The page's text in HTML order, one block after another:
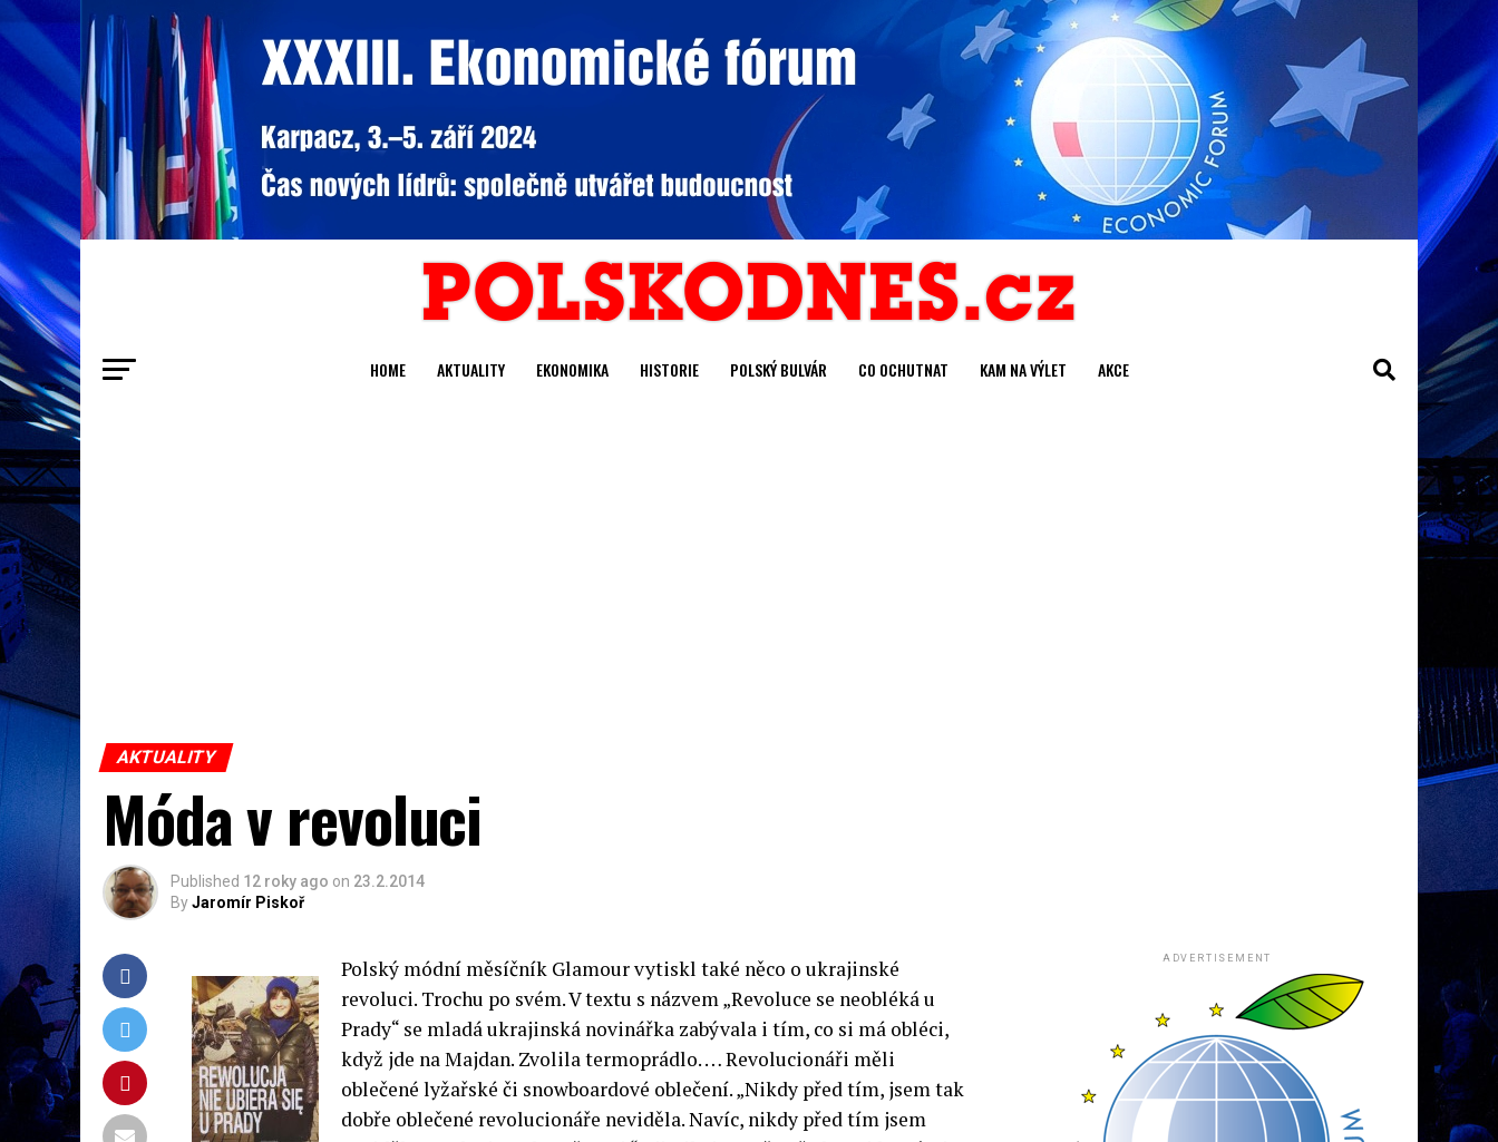
HOME AKTUALITY EKONOMIKA HISTORIE POLSKÝ BULVÁR CO OCHUTNAT KAM NA VÝLET AKCE
AKTUALITY
Móda v revoluci
Published 12 roky ago on 23.2.2014
ByJaromír Piskoř
Polský módní měsíčník Glamour vytiskl také něco o ukrajinské
revoluci. Trochu po svém. V textu s názvem „Revoluce se neobléká u
Prady“ se mladá ukrajinská novinářka zabývala i tím, co si má obléci,
když jde na Majdan. Zvolila termoprádlo. … Revolucionáři měli
oblečené lyžařské či snowboardové oblečení. „Nikdy před tím, jsem tak
dobře oblečené revolucionáře neviděla. Navíc, nikdy před tím jsem
ADVERTISEMENT